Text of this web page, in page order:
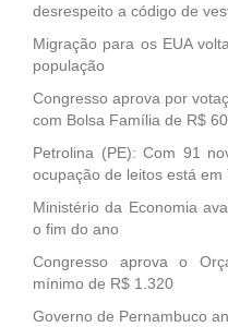
desrespeito a código de
Migração para os EUA
população
Congresso aprova por
com Bolsa Família de R$
Petrolina (PE): Com 91
ocupação de leitos está em
Ministério da Economia
o fim do ano
Congresso aprova o
mínimo de R$ 1.320
Governo de Pernambuco